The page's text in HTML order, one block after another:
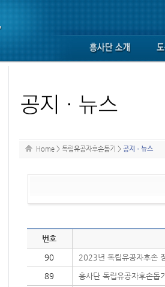
Home > 독립유공자후손돕기 > 공지ㆍ뉴스
번호
90 2023년 독립유공자후손
89 흥사단 독립유공자후손돕